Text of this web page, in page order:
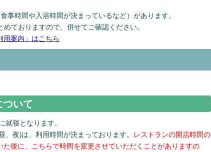
時間や入浴時間が決まっているなど）があります。
ておりますので、併せてご確認ください。
用案内」はこちら
いて
寝となります。
、夜)は、利用時間が決まっております。 レストランの開店時間の
た後に、こちらで時間を変更させていただくことがありますの